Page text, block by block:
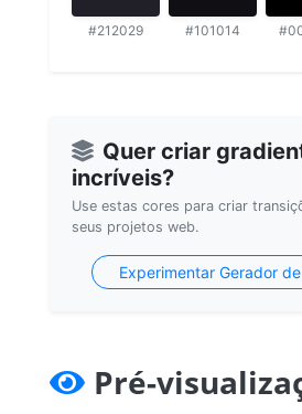
#212029 #101014
Quer criar
incríveis?
Use estas cores para criar
seus projetos web.
Experimentar Gerador
Pré-